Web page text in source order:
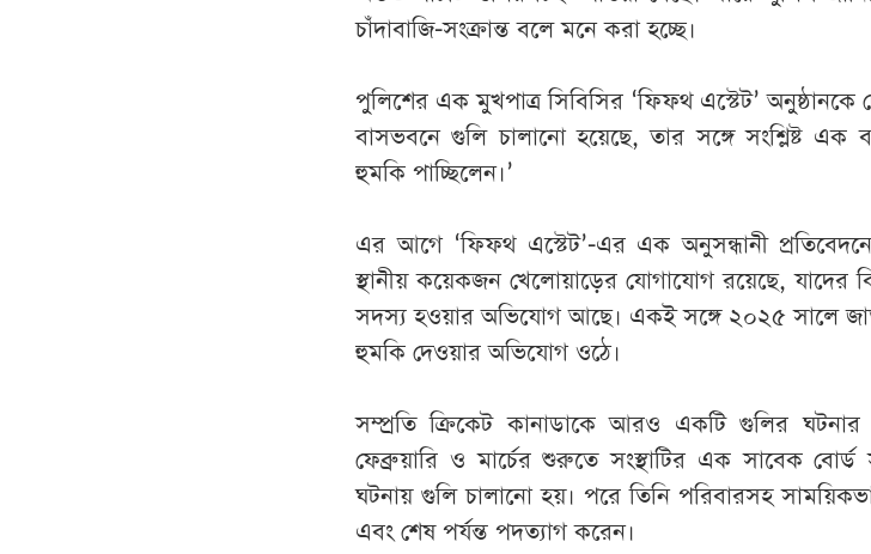
চাঁদাবাজি-সংক্রান্ত বলে মনে করা হচ্ছে।
পুলিশের এক মুখপাত্র সিবিসির ‘ফিফথ এস্টেট’
বাসভবনে গুলি চালানো হয়েছে, তার সঙ্গে সংশ্লিষ্ট এক
হুমকি পাচ্ছিলেন।’
এর আগে ‘ফিফথ এস্টেট’-এর এক অনুসন্ধানী
স্থানীয় কয়েকজন খেলোয়াড়ের যোগাযোগ রয়েছে, যাদের
সদস্য হওয়ার অভিযোগ আছে। একই সঙ্গে ২০২৫ সালে
হুমকি দেওয়ার অভিযোগ ওঠে।
সম্প্রতি ক্রিকেট কানাডাকে আরও একটি গুলির
ফেব্রুয়ারি ও মার্চের শুরুতে সংস্থাটির এক সাবেক
ঘটনায় গুলি চালানো হয়। পরে তিনি পরিবারসহ
এবং শেষ পর্যন্ত পদত্যাগ করেন।